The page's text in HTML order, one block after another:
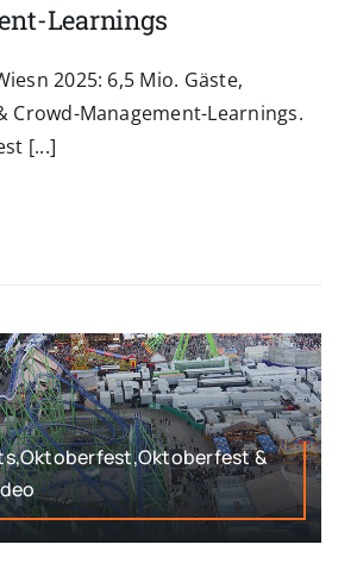
Learnings
2025: 6,5 Mio. Gäste,
Crowd-Management-Learnings.
[...]
&